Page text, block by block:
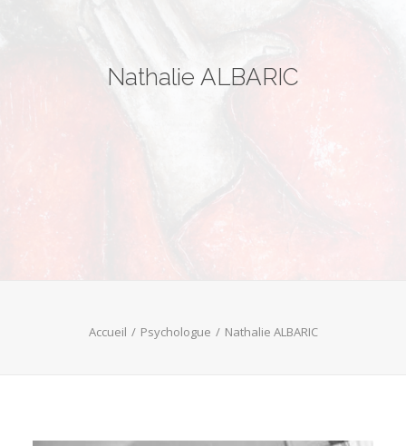
Nathalie ALBARIC
Accueil Psychologue Nathalie ALBARIC